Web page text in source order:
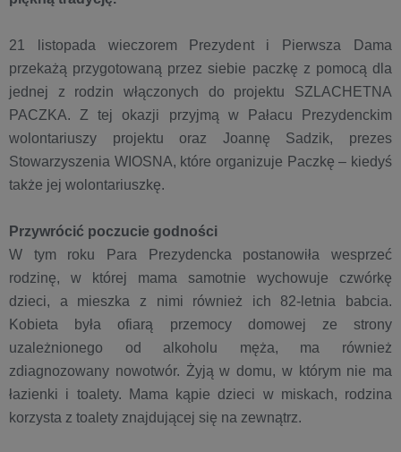
21 listopada wieczorem Prezydent i Pierwsza Dama
przekażą przygotowaną przez siebie paczkę z pomocą dla
jednej z rodzin włączonych do projektu SZLACHETNA
PACZKA. Z tej okazji przyjmą w Pałacu Prezydenckim
wolontariuszy projektu oraz Joannę Sadzik, prezes
Stowarzyszenia WIOSNA, które organizuje Paczkę – kiedyś
także jej wolontariuszkę.
Przywrócić poczucie godności
W tym roku Para Prezydencka postanowiła wesprzeć
rodzinę, w której mama samotnie wychowuje czwórkę
dzieci, a mieszka z nimi również ich 82-letnia babcia.
Kobieta była ofiarą przemocy domowej ze strony
uzależnionego od alkoholu męża, ma również
zdiagnozowany nowotwór. Żyją w domu, w którym nie ma
łazienki i toalety. Mama kąpie dzieci w miskach, rodzina
korzysta z toalety znajdującej się na zewnątrz.